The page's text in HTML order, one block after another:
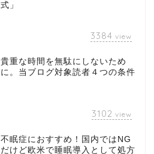
式」
3384 view
貴重な時間を無駄にしないため
に。当ブログ対象読者４つの条件
3102 view
不眠症におすすめ！国内ではNG
だけど欧米で睡眠導入として処方